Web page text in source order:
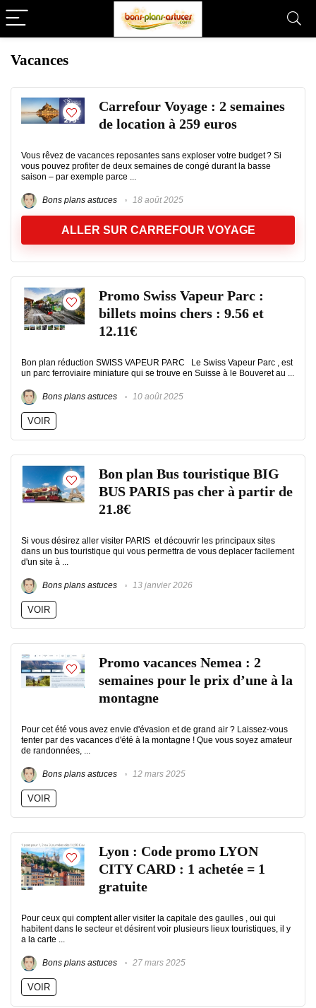
Vacances
Carrefour Voyage : 2 semaines
de location à 259 euros
Vous rêvez de vacances reposantes sans exploser votre budget ? Si
vous pouvez profiter de deux semaines de congé durant la basse
saison – par exemple parce ...
Bons plans astuces 18 août 2025
ALLER SUR CARREFOUR VOYAGE
Promo Swiss Vapeur Parc :
billets moins chers : 9.56 et
12.11€
Bon plan réduction SWISS VAPEUR PARC Le Swiss Vapeur Parc , est
un parc ferroviaire miniature qui se trouve en Suisse à le Bouveret au ...
Bons plans astuces 10 août 2025
VOIR
Bon plan Bus touristique BIG
BUS PARIS pas cher à partir de
21.8€
Si vous désirez aller visiter PARIS et découvrir les principaux sites
dans un bus touristique qui vous permettra de vous deplacer facilement
d'un site à ...
Bons plans astuces 13 janvier 2026
VOIR
Promo vacances Nemea : 2
semaines pour le prix d’une à la
montagne
Pour cet été vous avez envie d'évasion et de grand air ? Laissez-vous
tenter par des vacances d'été à la montagne ! Que vous soyez amateur
de randonnées, ...
Bons plans astuces 12 mars 2025
VOIR
Lyon : Code promo LYON
CITY CARD : 1 achetée = 1
gratuite
Pour ceux qui comptent aller visiter la capitale des gaulles , oui qui
habitent dans le secteur et désirent voir plusieurs lieux touristiques, il y
a la carte ...
Bons plans astuces 27 mars 2025
VOIR